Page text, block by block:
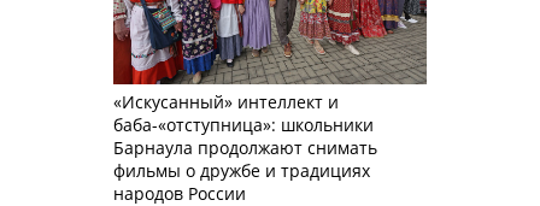
«Искусанный» интеллект и
баба-«отступница»: школьники
Барнаула продолжают снимать
фильмы о дружбе и традициях
народов России